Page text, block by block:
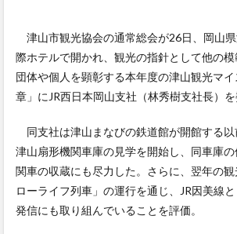
津山市観光協会の通常総会が26日、岡山
際ホテルで開かれ、観光の指針として他の
団体や個人を顕彰する本年度の津山観光マ
章」にJR西日本岡山支社（林秀樹支社長）を
同支社は津山まなびの鉄道館が開館する
津山扇形機関車庫の見学を開始し、同車庫
関車の収蔵にも尽力した。さらに、翌年の
ローライフ列車」の運行を通じ、JR因美線
発信にも取り組んでいることを評価。